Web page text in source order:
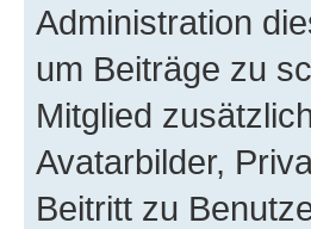
Administration
um Beiträge zu
Mitglied
Avatarbilder,
Beitritt zu